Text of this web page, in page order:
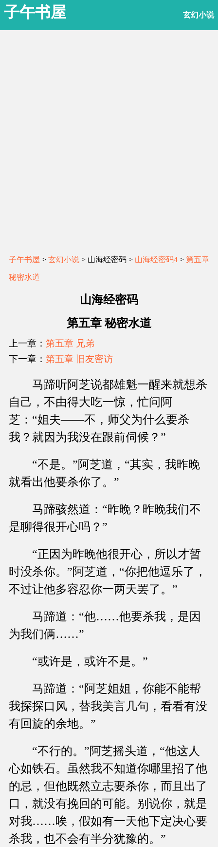
子午书屋 玄幻小说
子午书屋 > 玄幻小说 > 山海经密码 > 山海经密码4 > 第五章
秘密水道
山海经密码
第五章 秘密水道
上一章： 第五章 兄弟
下一章： 第五章 旧友密访
马蹄听阿芝说都雄魁一醒来就想杀
自己，不由得大吃一惊，忙问阿
芝：“姐夫——不，师父为什么要杀
我？就因为我没在跟前伺候？”
“不是。”阿芝道，“其实，我昨晚
就看出他要杀你了。”
马蹄骇然道：“昨晚？昨晚我们不
是聊得很开心吗？”
“正因为昨晚他很开心，所以才暂
时没杀你。”阿芝道，“你把他逗乐了，
不过让他多容忍你一两天罢了。”
马蹄道：“他……他要杀我，是因
为我们俩……”
“或许是，或许不是。”
马蹄道：“阿芝姐姐，你能不能帮
我探探口风，替我美言几句，看看有没
有回旋的余地。”
“不行的。”阿芝摇头道，“他这人
心如铁石。虽然我不知道你哪里招了他
的忌，但他既然立志要杀你，而且出了
口，就没有挽回的可能。别说你，就是
对我……唉，假如有一天他下定决心要
杀我，也不会有半分犹豫的。”